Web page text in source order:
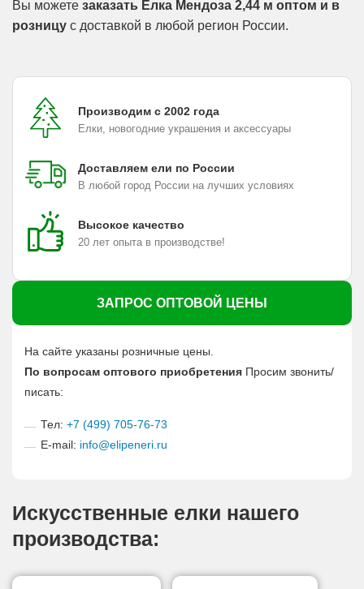
Вы можете заказать Елка Мендоза 2,44 м оптом и в
розницу с доставкой в любой регион России.
Производим с 2002 года
Елки, новогодние украшения и аксессуары
Доставляем ели по России
В любой город России на лучших условиях
Высокое качество
20 лет опыта в производстве!
ЗАПРОС ОПТОВОЙ ЦЕНЫ
На сайте указаны розничные цены.
По вопросам оптового приобретения Просим звонить/
писать:
Тел: +7 (499) 705-76-73
E-mail: info@elipeneri.ru
Искусственные елки нашего
производства: